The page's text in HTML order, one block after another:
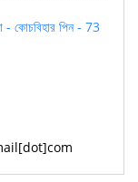
- কোচবিহার পিন - 73